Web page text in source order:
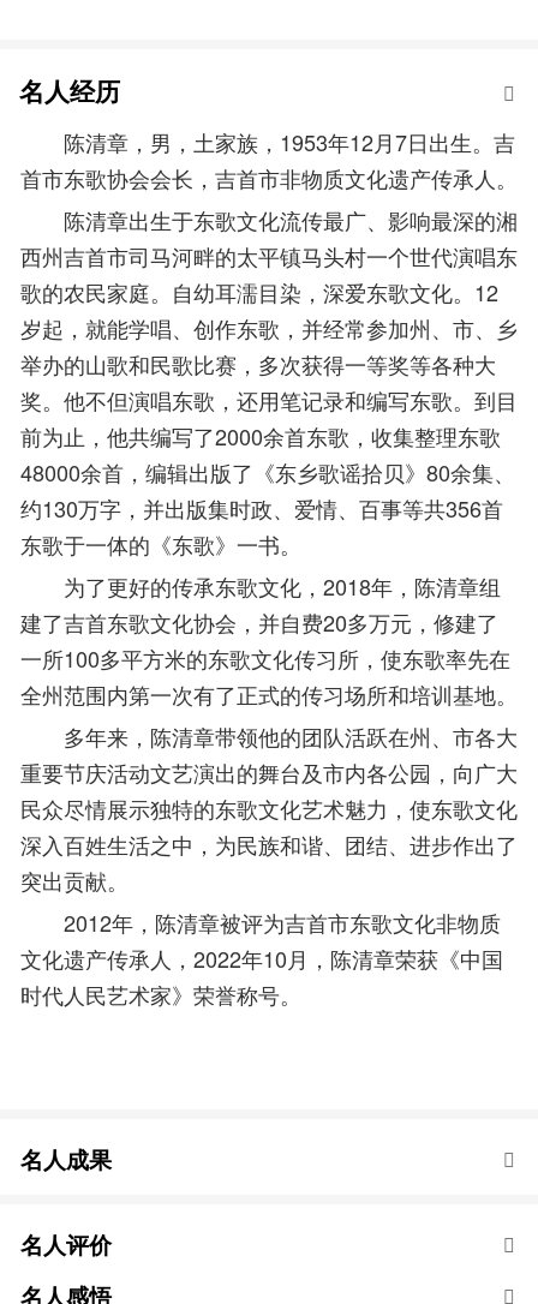
名人经历
陈清章，男，土家族，1953年12月7日出生。吉
首市东歌协会会长，吉首市非物质文化遗产传承人。
陈清章出生于东歌文化流传最广、影响最深的湘
西州吉首市司马河畔的太平镇马头村一个世代演唱东
歌的农民家庭。自幼耳濡目染，深爱东歌文化。12
岁起，就能学唱、创作东歌，并经常参加州、市、乡
举办的山歌和民歌比赛，多次获得一等奖等各种大
奖。他不但演唱东歌，还用笔记录和编写东歌。到目
前为止，他共编写了2000余首东歌，收集整理东歌
48000余首，编辑出版了《东乡歌谣拾贝》80余集、
约130万字，并出版集时政、爱情、百事等共356首
东歌于一体的《东歌》一书。
为了更好的传承东歌文化，2018年，陈清章组
建了吉首东歌文化协会，并自费20多万元，修建了
一所100多平方米的东歌文化传习所，使东歌率先在
全州范围内第一次有了正式的传习场所和培训基地。
多年来，陈清章带领他的团队活跃在州、市各大
重要节庆活动文艺演出的舞台及市内各公园，向广大
民众尽情展示独特的东歌文化艺术魅力，使东歌文化
深入百姓生活之中，为民族和谐、团结、进步作出了
突出贡献。
2012年，陈清章被评为吉首市东歌文化非物质
文化遗产传承人，2022年10月，陈清章荣获《中国
时代人民艺术家》荣誉称号。
名人成果
名人评价
名人感悟